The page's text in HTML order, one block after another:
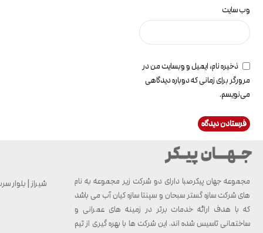
وب‌ سایت
ذخیره نام، ایمیل و وبسایت من در
مرورگر برای زمانی که دوباره دیدگاهی
می‌نویسم.
مجموعه جهان پیکرصبا دارای دو شرکت زیر مجموعه به نام
های شرکت سازه گستر سبحان و سپنتا سازه کیان آب می باشد
که با هدف ارائه خدمات برتر در زمینه های عمرانی و
ساختمانی تاسیس شده اند. این شرکت ها با بهره گیری از تیم
شیراز | بلوار